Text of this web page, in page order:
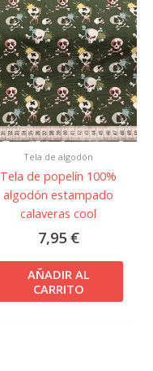
Tela de algodón
Tela de popelín 100%
algodón estampado
calaveras cool
7,95 €
AÑADIR AL
CARRITO